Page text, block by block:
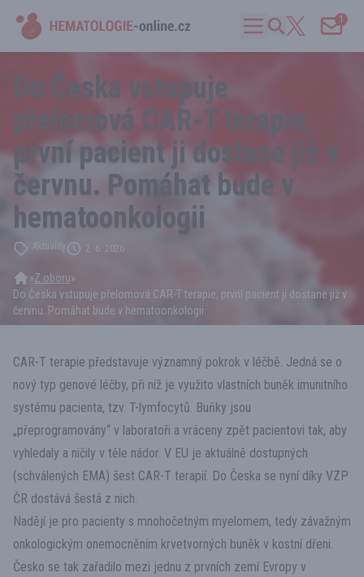
1
Do Česka vstupuje
přelomová CAR-T terapie,
první pacient ji dostane již v
červnu. Pomáhat bude v
hematoonkologii
Aktuality 2. 6. 2026
»Z oboru»
Do Česka vstupuje přelomová CAR-T terapie, první pacient ji dostane již v
červnu. Pomáhat bude v hematoonkologii
CAR-T terapie představuje významný pokrok v léčbě. Jedná se o
nový typ genové léčby, při níž je využito vlastních buněk imunitního
systému pacienta, tzv. T-lymfocytů. Buňky jsou
„přeprogramovány“ v laboratoři a vráceny zpět pacientovi tak, aby
vyhledaly a ničily v těle nádor. V EU je aktuálně dostupných
(schválených EMA) šest CAR-T terapií. Do Česka se nyní díky VZP
ČR dostává šestá z nich.
Nadějí je pro pacienty s mnohočetným myelomem, tedy závažným
onkologickým onemocněním krvetvorných buněk v kostní dřeni.
Česko se tak zařadilo mezi jednu z prvních zemí Evropy v